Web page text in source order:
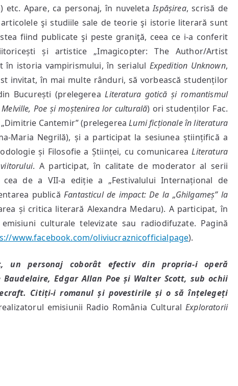
etc. Apare, ca personaj, în nuveletaIspășirea, scrisă de
şi studiile sale de teorie şi istorie literară sunt
fiind publicate şi peste graniţă, ceea ce i-a conferit
și artistice „Imagicopter: The Author/Artist
în istoria vampirismului, în serialul Expedition Unknown,
invitat, în mai multe rânduri, să vorbească studenților
București (prelegereaLiteratura gotică și romantismul
Poe și moștenirea lor culturală) ori studenților Fac.
Cantemir” (prelegereaLumi ficționale în literatura
Maria Negrilă), și a participat la sesiunea științifică a
și Filosofie a Științei, cu comunicareaLiteratura
. A participat, în calitate de moderator al serii
de a VII-a ediție a „Festivalului Internațional de
publicăFantasticul de impact: De la „Ghilgameș” la
și critica literară Alexandra Medaru). A participat, în
culturale televizate sau radiodifuzate. Pagină
www.facebook.com/oliviucraznicofficialpage).
un personaj coborât efectiv din propria-i operă
Edgar Allan Poe și Walter Scott, sub ochii
Citiți-i romanul și povestirile și o să înțelegeți
emisiunii Radio România CulturalExploratorii